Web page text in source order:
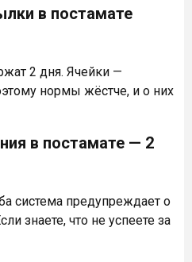
в постамате
2 дня. Ячейки —
нормы жёстче, и о них
в постамате — 2
система предупреждает о
знаете, что не успеете за